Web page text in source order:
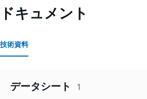
ドキュメント
技術資料
データシート 1